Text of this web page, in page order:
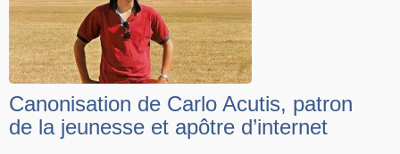
Canonisation de Carlo Acutis, patron
de la jeunesse et apôtre d’internet